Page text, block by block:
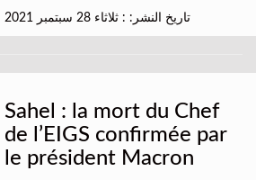
تاريخ النشر: : ثلاثاء 28 سبتمبر 2021
Sahel : la mort du Chef
de l’EIGS confirmée par
le président Macron